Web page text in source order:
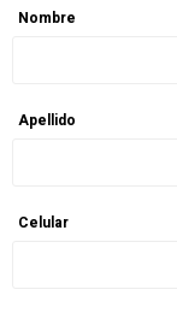
Nombre
Apellido
Celular